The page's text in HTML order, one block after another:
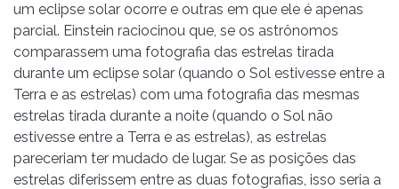
um eclipse solar ocorre e outras em que ele é apenas
parcial. Einstein raciocinou que, se os astrônomos
comparassem uma fotografia das estrelas tirada
durante um eclipse solar (quando o Sol estivesse entre a
Terra e as estrelas) com uma fotografia das mesmas
estrelas tirada durante a noite (quando o Sol não
estivesse entre a Terra e as estrelas), as estrelas
pareceriam ter mudado de lugar. Se as posições das
estrelas diferissem entre as duas fotografias, isso seria a